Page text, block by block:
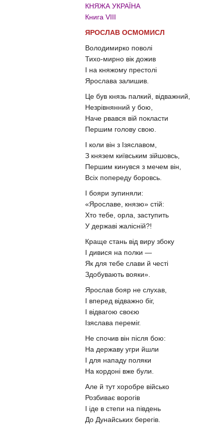
КНЯЖА УКРАЇНА
Книга VIII
ЯРОСЛАВ ОСМОМИСЛ
Володимирко поволі
Тихо-мирно вік дожив
І на княжому престолі
Ярослава залишив.
Це був князь палкий, відважний,
Незрівнянний у бою,
Наче рвався вій покласти
Першим голову свою.
І коли він з Ізяславом,
З князем київським зійшовсь,
Першим кинувся з мечем він,
Всіх попереду боровсь.
І бояри зупиняли:
«Ярославе, князю» стій:
Хто тебе, орла, заступить
У державі жалісній?!
Краще стань від виру збоку
І дивися на полки —
Як для тебе слави й честі
Здобувають вояки».
Ярослав бояр не слухав,
І вперед відважно біг,
І відвагою своєю
Ізяслава переміг.
Не спочив він після бою:
На державу угри йшли
І для нападу поляки
На кордоні вже були.
Але й тут хоробре військо
Розбиває ворогів
І іде в степи на південь
До Дунайських берегів.